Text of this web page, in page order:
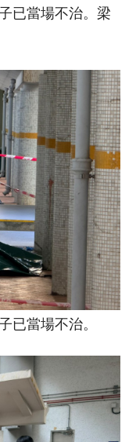
已當場不治。梁
已當場不治。